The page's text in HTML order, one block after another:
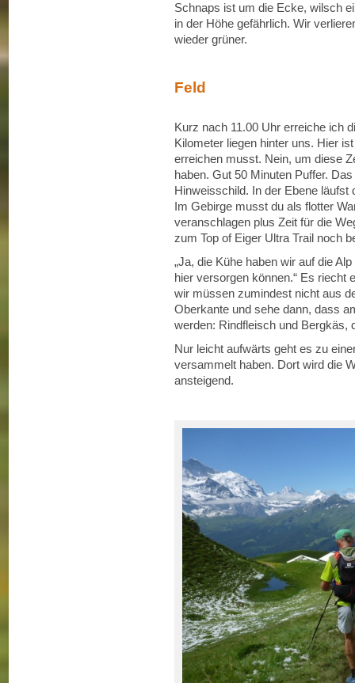
Schnaps ist um die Ecke, wilsch
in der Höhe gefährlich. Wir
wieder grüner.
Feld
Kurz nach 11.00 Uhr erreiche ich
Kilometer liegen hinter uns. Hier
erreichen musst. Nein, um diese
haben. Gut 50 Minuten Puffer.
Hinweisschild. In der Ebene läufst
Im Gebirge musst du als flotter
veranschlagen plus Zeit für die
zum Top of Eiger Ultra Trail noch
„Ja, die Kühe haben wir auf die
hier versorgen können.“ Es riecht
wir müssen zumindest nicht aus
Oberkante und sehe dann, dass
werden: Rindfleisch und Bergkäs,
Nur leicht aufwärts geht es zu
versammelt haben. Dort wird die
ansteigend.